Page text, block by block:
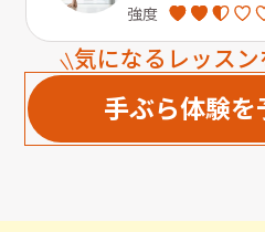
強度
気になるレッスン
手ぶら体験を